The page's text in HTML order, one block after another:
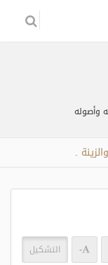
وأصوله
- التشكيل